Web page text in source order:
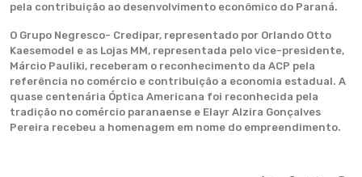
pela contribuição ao desenvolvimento econômico do Paraná.
O Grupo Negresco- Credipar, representado por Orlando Otto
Kaesemodel e as Lojas MM, representada pelo vice-presidente,
Márcio Pauliki, receberam o reconhecimento da ACP pela
referência no comércio e contribuição a economia estadual. A
quase centenária Óptica Americana foi reconhecida pela
tradição no comércio paranaense e Elayr Alzira Gonçalves
Pereira recebeu a homenagem em nome do empreendimento.